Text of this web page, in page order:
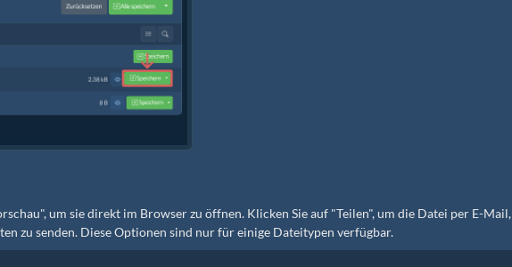
um sie direkt im Browser zu öffnen. Klicken Sie auf "Teilen", um die Datei per E-Mail,
zu senden. Diese Optionen sind nur für einige Dateitypen verfügbar.